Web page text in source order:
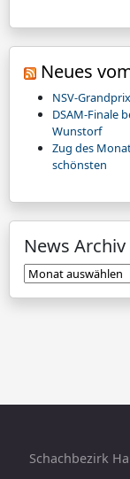
Neues
NSV-
DSAM-Finale
Wunstorf
Zug des
schönsten
News Archiv
News
Archiv
Schachbezirk